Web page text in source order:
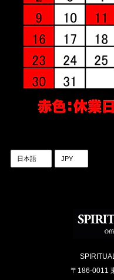
〒186-0011